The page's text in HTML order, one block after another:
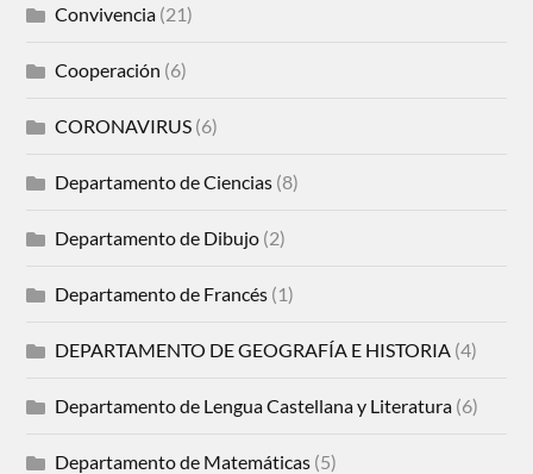
Convivencia (21)
Cooperación (6)
CORONAVIRUS (6)
Departamento de Ciencias (8)
Departamento de Dibujo (2)
Departamento de Francés (1)
DEPARTAMENTO DE GEOGRAFÍA E HISTORIA (4)
Departamento de Lengua Castellana y Literatura (6)
Departamento de Matemáticas (5)